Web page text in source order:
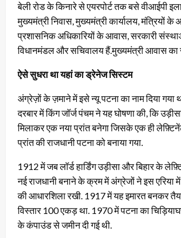
बेली रोड के किनारे से एयरपोर्ट तक बसे वीआईपी
मुख्यमंत्री निवास, मुख्यमंत्री कार्यालय, मंत्रियों के
प्रशासनिक अधिकारियों के आवास, सरकारी
विधानमंडल और सचिवालय हैं.मुख्यमंत्री आवास का
ऐसे सुधरा था यहां का ड्रेनेज सिस्टम
अंग्रेज़ों के ज़माने में इसे न्यू पटना का नाम दिया गया
दरबार में किंग जॉर्ज पंचम ने यह घोषणा की, कि
मिलाकर एक नया प्रांत बनेगा जिसके एक ही
प्रांत की राजधानी पटना को बनाया गया.
1912 में जब लॉर्ड हार्डिंग उड़ीसा और बिहार के
नई राजधानी बनाने के क्रम में अंग्रेजों ने इस एरिया
की आधारशिला रखी. 1917 में यह इमारत बनकर
विस्तार 100 एकड़ था. 1970 में पटना का
के कंपाउंड से जमीन दी गई थी.